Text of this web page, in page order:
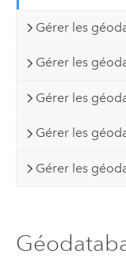
Gérer les
Gérer les
Gérer les
Gérer les
Gérer les